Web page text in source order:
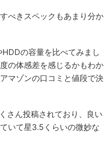
べきスペックもあまり分か
の容量を比べてみまし
の体感差を感じるかもわか
マゾンの口コミと値段で決
さん投稿されており、良い
いて星3.5くらいの微妙な